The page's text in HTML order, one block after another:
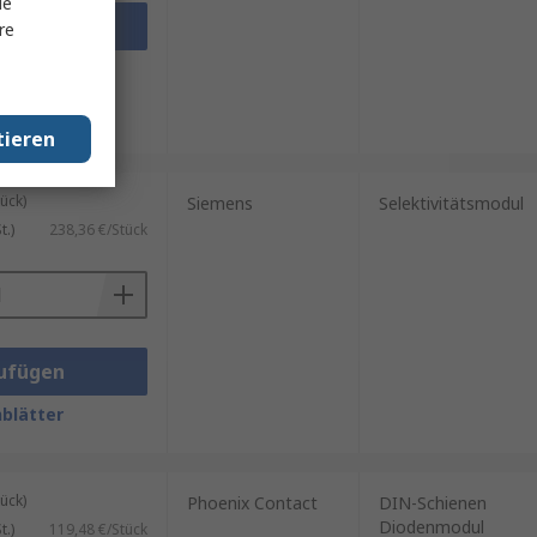
238,36 €/Stück
Siemens Selektivitätsmodul
119,48 €/Stück
Phoenix Contact
DIN-Schienen
Diodenmodul